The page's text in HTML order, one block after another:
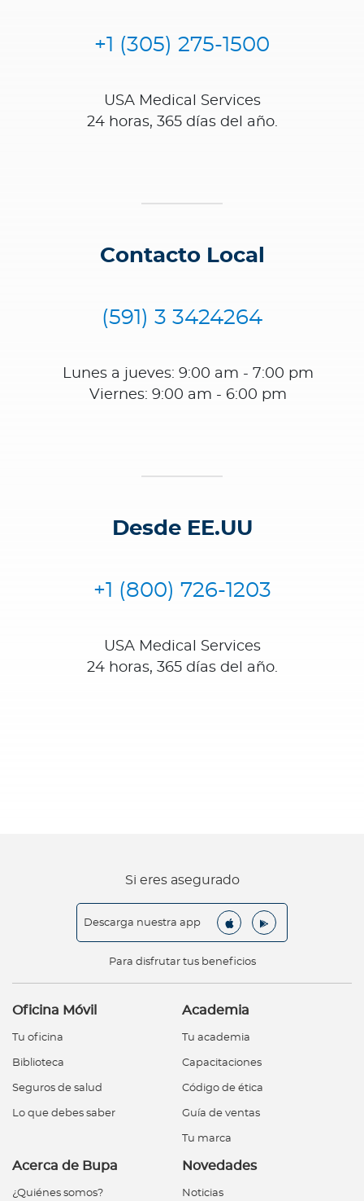
+1 (305) 275-1500
USA Medical Services
24 horas, 365 días del año.
Contacto Local
(591) 3 3424264
Lunes a jueves: 9:00 am - 7:00 pm
Viernes: 9:00 am - 6:00 pm
Desde EE.UU
+1 (800) 726-1203
USA Medical Services
24 horas, 365 días del año.
Si eres asegurado
Descarga nuestra app
Para disfrutar tus beneficios
Oficina Móvil
Tu oficina
Biblioteca
Seguros de salud
Lo que debes saber
Academia
Tu academia
Capacitaciones
Código de ética
Guía de ventas
Tu marca
Acerca de Bupa
¿Quiénes somos?
Novedades
Noticias